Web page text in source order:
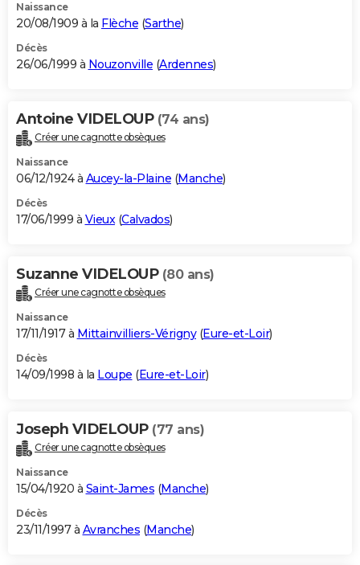
Naissance
20/08/1909 à la Flèche (Sarthe)
Décès
26/06/1999 à Nouzonville (Ardennes)
Antoine VIDELOUP (74 ans)
Créer une cagnotte obsèques
Naissance
06/12/1924 à Aucey-la-Plaine (Manche)
Décès
17/06/1999 à Vieux(Calvados)
Suzanne VIDELOUP (80 ans)
Créer une cagnotte obsèques
Naissance
17/11/1917 à Mittainvilliers-Vérigny(Eure-et-Loir)
Décès
14/09/1998 à la Loupe (Eure-et-Loir)
Joseph VIDELOUP (77 ans)
Créer une cagnotte obsèques
Naissance
15/04/1920 à Saint-James (Manche)
Décès
23/11/1997 à Avranches (Manche)